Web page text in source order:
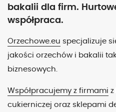
bakalii dla firm.
współpraca.
Orzechowe.eu specjalizuje
jakości orzechów i bakalii
biznesowych.
Współpracujemy z firmami z
cukierniczej oraz sklepami